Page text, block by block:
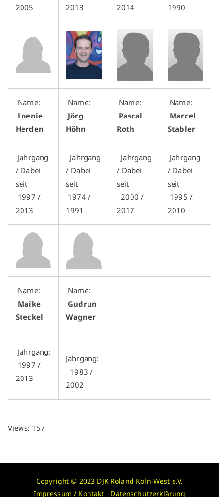
2005
2013
2014
1990
Name:
Loenie
Herden
Name:
Jörg
Höhn
Name:
Pascal
Roth
Name:
Marcel
Stabler
Jahrgang
/ Dabei
seit
1997 /
2013
Jahrgang
/ Dabei
seit
1974 /
1991
Jahrgang
/ Dabei
seit
2000 /
2017
Jahrgang
/ Dabei
seit
1995 /
2010
Name:
Maike
Steckel
Name:
Gudrun
Wagner
Jahrgang:
1997 /
2013
Jahrgang:
1983 /
2002
Views: 157
Copyright © 2023 DJK Roland Köln-West e.V.
Impressum / Kontakt
Datenschutzerklärung